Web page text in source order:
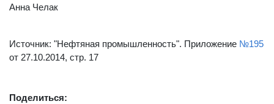
Анна Челак
Источник: "Нефтяная промышленность". Приложение №195
от 27.10.2014, стр. 17
Поделиться: